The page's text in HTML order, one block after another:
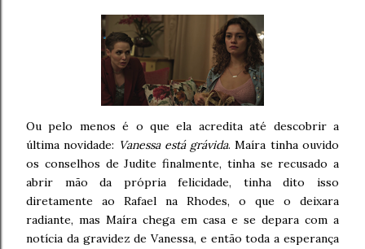
Ou pelo menos é o que ela acredita até descobrir a
última novidade: Vanessa está grávida. Maíra tinha ouvido
os conselhos de Judite finalmente, tinha se recusado a
abrir mão da própria felicidade, tinha dito isso
diretamente ao Rafael na Rhodes, o que o deixara
radiante, mas Maíra chega em casa e se depara com a
notícia da gravidez de Vanessa, e então toda a esperança